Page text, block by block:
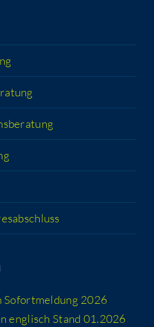
Sofort­mel­dung 2026
eng­lisch Stand 01.2026